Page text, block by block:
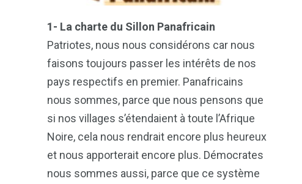
1- La charte du Sillon Panafricain
Patriotes, nous nous considérons car nous
faisons toujours passer les intérêts de nos
pays respectifs en premier. Panafricains
nous sommes, parce que nous pensons que
si nos villages s’étendaient à toute l’Afrique
Noire, cela nous rendrait encore plus heureux
et nous apporterait encore plus. Démocrates
nous sommes aussi, parce que ce système